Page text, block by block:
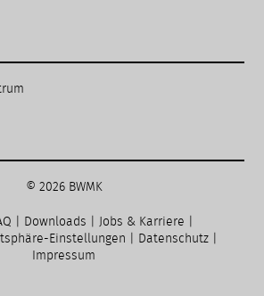
© 2026 BWMK
Downloads Jobs & Karriere
Einstellungen
Datenschutz|
Impressum